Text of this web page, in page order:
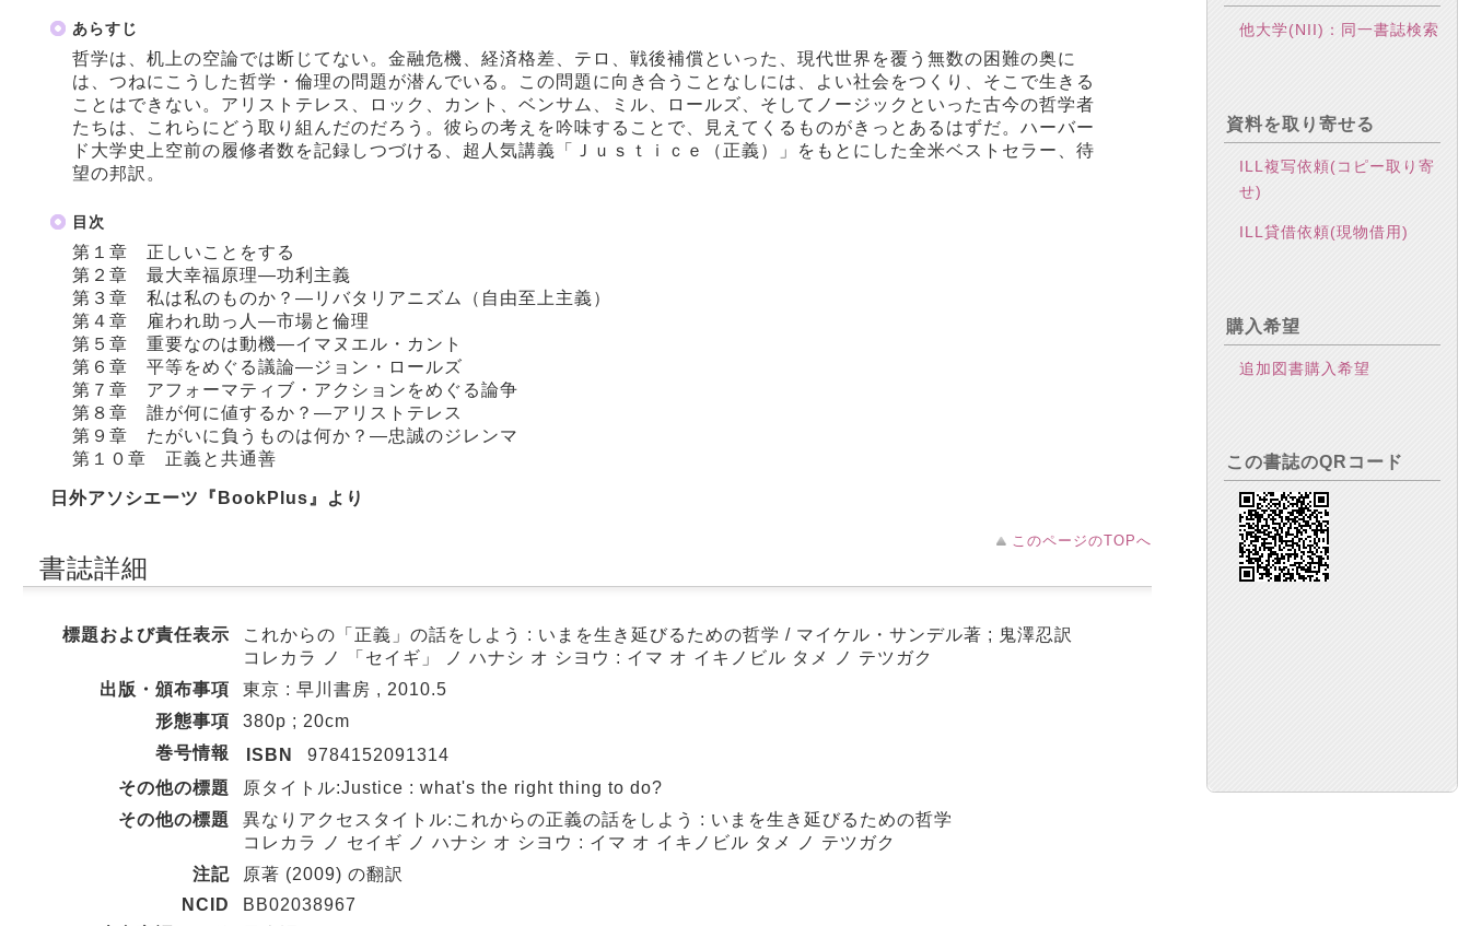
あらすじ
哲学は、机上の空論では断じてない。金融危機、経済格差、テロ、戦後補償といった、現代世界を覆う無数の困難の奥に
は、つねにこうした哲学・倫理の問題が潜んでいる。この問題に向き合うことなしには、よい社会をつくり、そこで生きる
ことはできない。アリストテレス、ロック、カント、ベンサム、ミル、ロールズ、そしてノージックといった古今の哲学者
たちは、これらにどう取り組んだのだろう。彼らの考えを吟味することで、見えてくるものがきっとあるはずだ。ハーバー
ド大学史上空前の履修者数を記録しつづける、超人気講義「Ｊｕｓｔｉｃｅ（正義）」をもとにした全米ベストセラー、待
望の邦訳。
目次
第１章 正しいことをする
第２章 最大幸福原理―功利主義
第３章 私は私のものか？―リバタリアニズム（自由至上主義）
第４章 雇われ助っ人―市場と倫理
第５章 重要なのは動機―イマヌエル・カント
第６章 平等をめぐる議論―ジョン・ロールズ
第７章 アフォーマティブ・アクションをめぐる論争
第８章 誰が何に値するか？―アリストテレス
第９章 たがいに負うものは何か？―忠誠のジレンマ
第１０章 正義と共通善
日外アソシエーツ『BookPlus』より
このページのTOPへ
書誌詳細
標題および責任表示
これからの「正義」の話をしよう : いまを生き延びるための哲学 / マイケル・サンデル著 ; 鬼澤忍訳
コレカラ ノ 「セイギ」 ノ ハナシ オ シヨウ : イマ オ イキノビル タメ ノ テツガク
出版・頒布事項
東京 : 早川書房 , 2010.5
形態事項
380p ; 20cm
巻号情報
ISBN
9784152091314
その他の標題
原タイトル:Justice : what's the right thing to do?
その他の標題
異なりアクセスタイトル:これからの正義の話をしよう : いまを生き延びるための哲学
コレカラ ノ セイギ ノ ハナシ オ シヨウ : イマ オ イキノビル タメ ノ テツガク
注記
原著 (2009) の翻訳
NCID
BB02038967
他大学(NII)：同一書誌検索
資料を取り寄せる
ILL複写依頼(コピー取り寄
せ)
ILL貸借依頼(現物借用)
購入希望
追加図書購入希望
この書誌のQRコード